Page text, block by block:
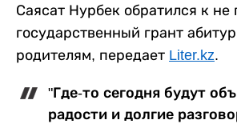
Саясат Нурбек обратился к не
государственный грант
родителям, передает Liter.kz.
"Где-то сегодня будут
радости и долгие